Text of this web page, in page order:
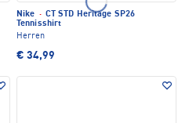
Nike · CT STD Heritage SP26
Tennisshirt
Herren
€ 34,99